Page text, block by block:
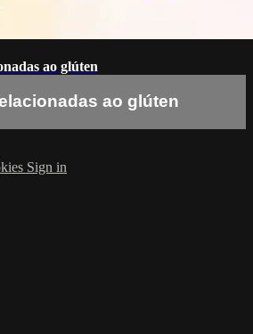
ao glúten
ao glúten
Sign in